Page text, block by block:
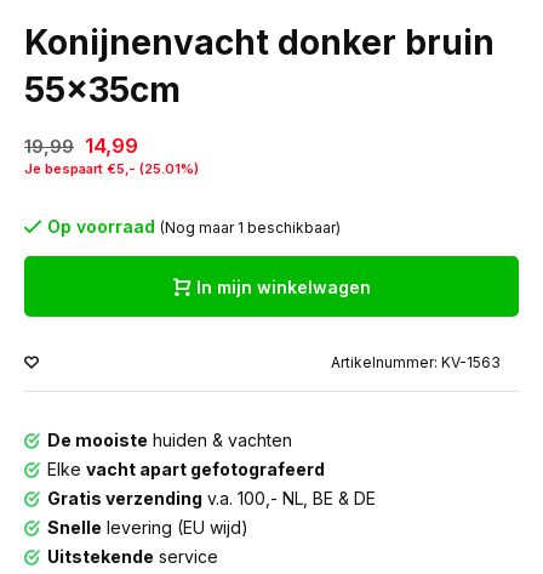
Konijnenvacht donker bruin
55x35cm
19,99 14,99
Je bespaart €5,- (25.01%)
Op voorraad (Nog maar 1 beschikbaar)
In mijn winkelwagen
Artikelnummer: KV-1563
De mooiste huiden & vachten
Elke vacht apart gefotografeerd
Gratis verzending v.a. 100,- NL, BE & DE
Snelle levering (EU wijd)
Uitstekende service